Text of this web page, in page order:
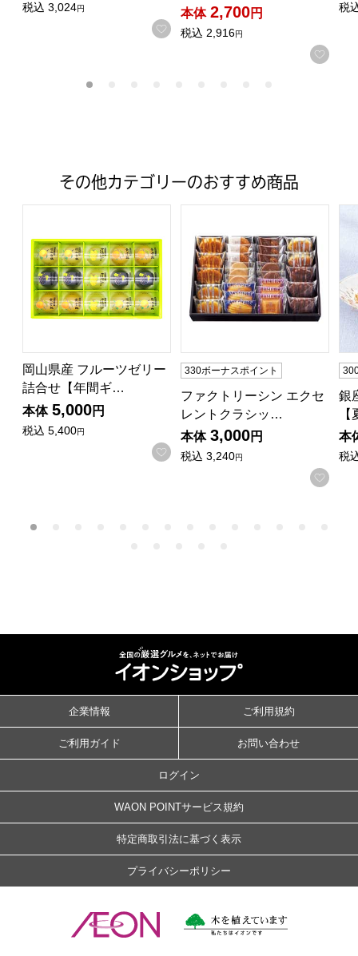
税込 3,024円
お気に入りに登録する
本体 2,700円
税込 2,916円
お気
税
その他カテゴリーのおすすめ商品
岡山県産 フルーツゼリー
詰合せ【年間ギ…
本体 5,000円
税込 5,400円
お気に入りに登録する
330ボーナスポイント
ファクトリーシン エクセ
レントクラシッ…
本体 3,000円
税込 3,240円
お気
銀
本
税
企業情報 ご利用規約
ご利用ガイド お問い合わせ
ログイン
WAON POINTサービス規約
特定商取引法に基づく表示
プライバシーポリシー